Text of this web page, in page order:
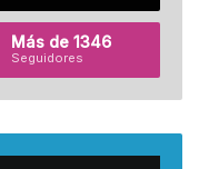
Más de 1346
Seguidores